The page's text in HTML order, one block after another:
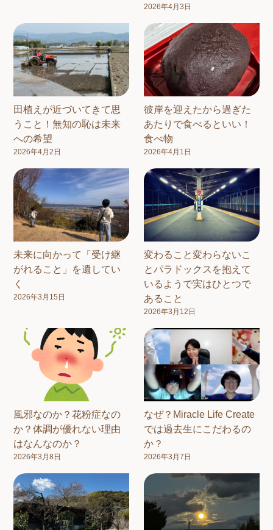
2026年4月3日
田植えが近づいてきて思
うこと！無知の恥は未来
への希望
2026年4月2日
彼岸を迎えたから過ぎた
あたりで食べるといい！
食べ物
2026年4月1日
未来に向かって「受け継
がれること」を遺してい
く
2026年3月15日
変わること変わらないこ
とパラドックスを抱えて
いるようで実はひとつで
あること
2026年3月12日
風邪なのか？花粉症なの
か？体調が優れない理由
はなんなのか？
2026年3月8日
なぜ？Miracle Life Create
では過去生にこだわるの
か？
2026年3月7日